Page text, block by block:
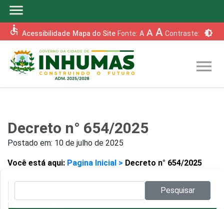
menu
accessible Acessibilidade Mapa do Site Fonte: A A A Contraste: brightness_6
menu
Decreto n° 654/2025
Postado em: 10 de julho de 2025
Você está aqui: Pagina Inicial > Decreto n° 654/2025
Pesquisar